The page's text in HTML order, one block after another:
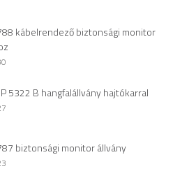
kábelrendező biztonsági monitor
5322 B hangfalállvány hajtókarral
biztonsági monitor állvány